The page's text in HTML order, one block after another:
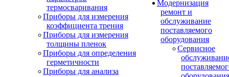
термосваривания
Приборы для измерения
коэффициента трения
Приборы для измерения
толщины пленок
Приборы для определения
герметичности
Приборы для анализа
Модернизация
ремонт и
обслуживание
поставляемого
оборудования
Сервисное